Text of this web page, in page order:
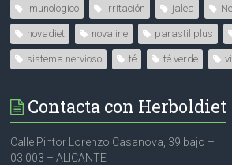
imunologico irritación jalea
novadiet novaline parastil plus
sistema nervioso té té verde
Contacta con Herboldiet
Calle Pintor Lorenzo Casanova, 39 bajo –
03.003 – ALICANTE